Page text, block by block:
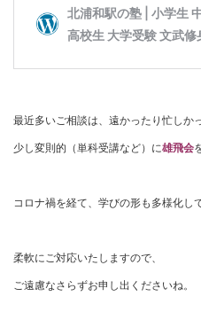
最近多いご相談は、遠かったり忙しか
少し変則的（単科受講など）に雄飛会
コロナ禍を経て、学びの形も多様化し
柔軟にご対応いたしますので、
ご遠慮なさらずお申し出くださいね。